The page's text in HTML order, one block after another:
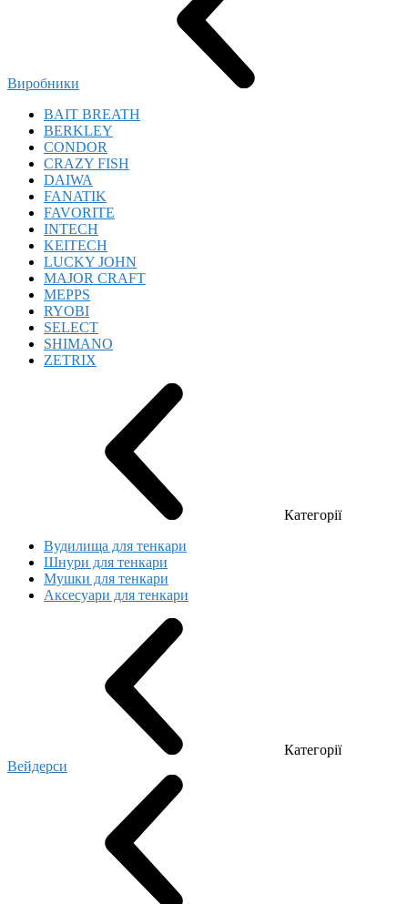
Виробники
BAIT BREATH
BERKLEY
CONDOR
CRAZY FISH
DAIWA
FANATIK
FAVORITE
INTECH
KEITECH
LUCKY JOHN
MAJOR CRAFT
MEPPS
RYOBI
SELECT
SHIMANO
ZETRIX
Категорії
Вудилища для тенкари
Шнури для тенкари
Мушки для тенкари
Аксесуари для тенкари
Категорії
Вейдерси